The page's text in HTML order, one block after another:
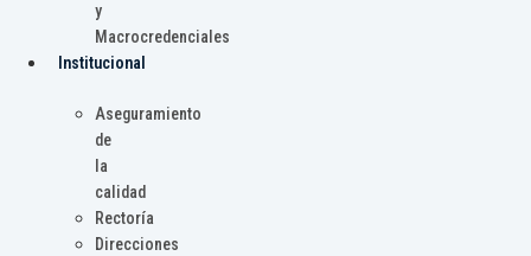
y
Macrocredenciales
Institucional
Aseguramiento
de
la
calidad
Rectoría
Direcciones